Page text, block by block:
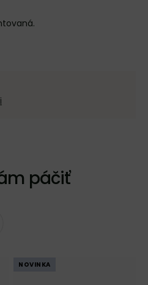
páčiť
NOVINKA